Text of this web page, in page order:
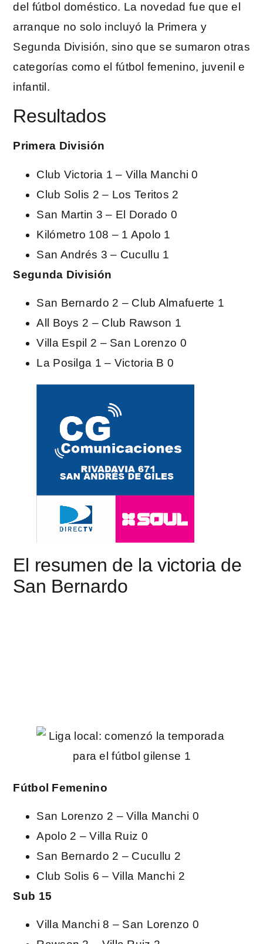
del fútbol doméstico. La novedad fue que el
arranque no solo incluyó la Primera y
Segunda División, sino que se sumaron otras
categorías como el fútbol femenino, juvenil e
infantil.
Resultados
Primera División
Club Victoria 1 – Villa Manchi 0
Club Solis 2 – Los Teritos 2
San Martin 3 – El Dorado 0
Kilómetro 108 – 1 Apolo 1
San Andrés 3 – Cucullu 1
Segunda División
San Bernardo 2 – Club Almafuerte 1
All Boys 2 – Club Rawson 1
Villa Espil 2 – San Lorenzo 0
La Posilga 1 – Victoria B 0
El resumen de la victoria de
San Bernardo
Fútbol Femenino
San Lorenzo 2 – Villa Manchi 0
Apolo 2 – Villa Ruiz 0
San Bernardo 2 – Cucullu 2
Club Solis 6 – Villa Manchi 2
Sub 15
Villa Manchi 8 – San Lorenzo 0